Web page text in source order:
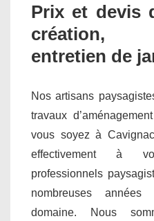
Prix et devis
création,
entretien de
Nos artisans
travaux
vous soyez à
effectivement à
professionnels
nombreuses
domaine. Nous